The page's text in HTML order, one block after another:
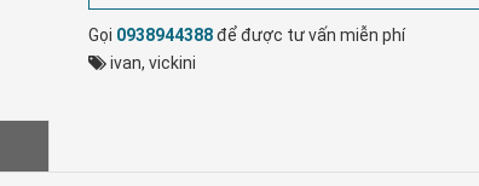
Gọi 0938944388để được tư vấn miễn phí
ivan, vickini